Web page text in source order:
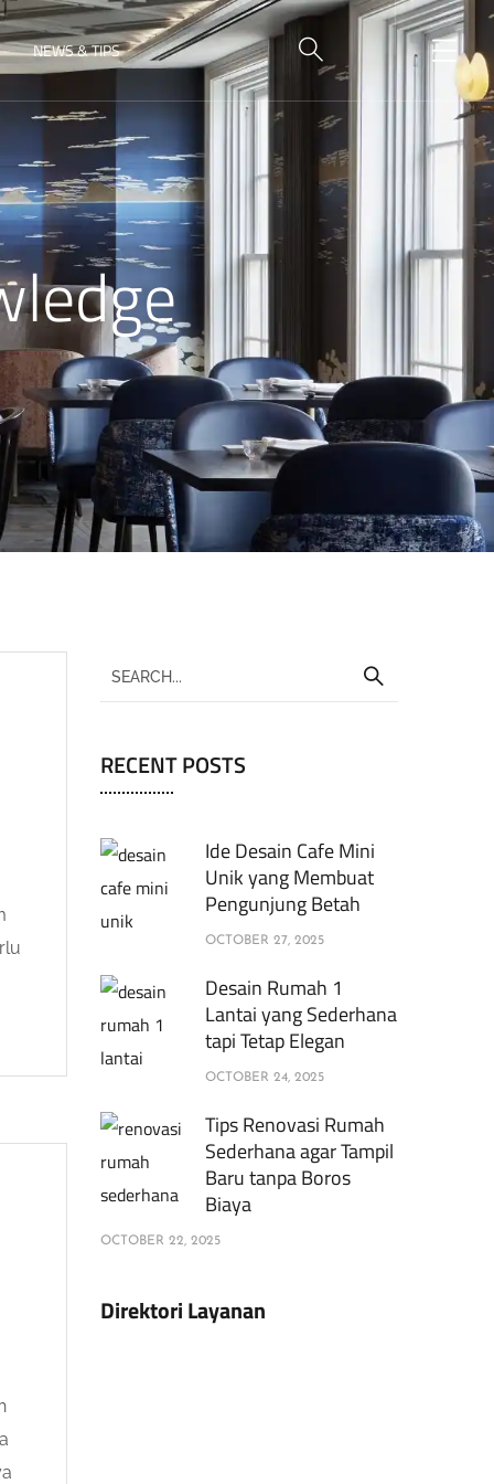
NEWS & TIPS
RECENT POSTS
Ide Desain Cafe Mini
Unik yang Membuat
Pengunjung Betah
OCTOBER 27, 2025
Desain Rumah 1
Lantai yang Sederhana
tapi Tetap Elegan
OCTOBER 24, 2025
Tips Renovasi Rumah
Sederhana agar Tampil
Baru tanpa Boros
Biaya
OCTOBER 22, 2025
Direktori Layanan